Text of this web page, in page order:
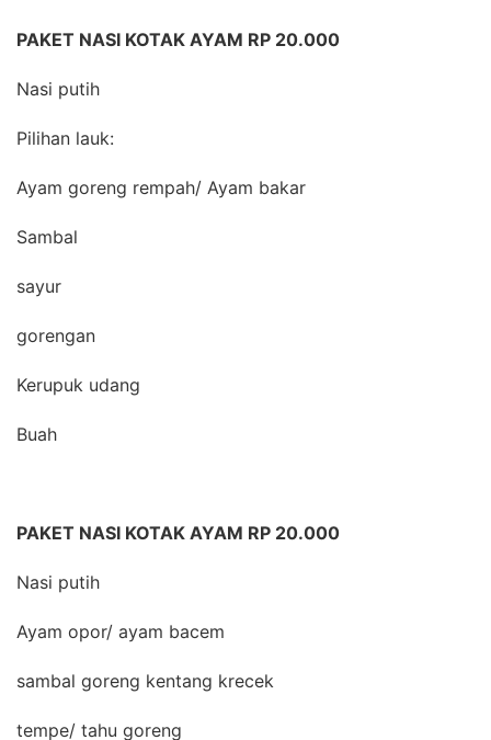
PAKET NASI KOTAK AYAM RP 20.000
Nasi putih
Pilihan lauk:
Ayam goreng rempah/ Ayam bakar
Sambal
sayur
gorengan
Kerupuk udang
Buah
PAKET NASI KOTAK AYAM RP 20.000
Nasi putih
Ayam opor/ ayam bacem
sambal goreng kentang krecek
tempe/ tahu goreng